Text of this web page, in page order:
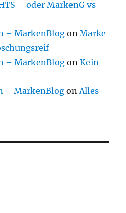
– oder MarkenG vs
– MarkenBlog onMarke
– MarkenBlog onKein
– MarkenBlog onAlles